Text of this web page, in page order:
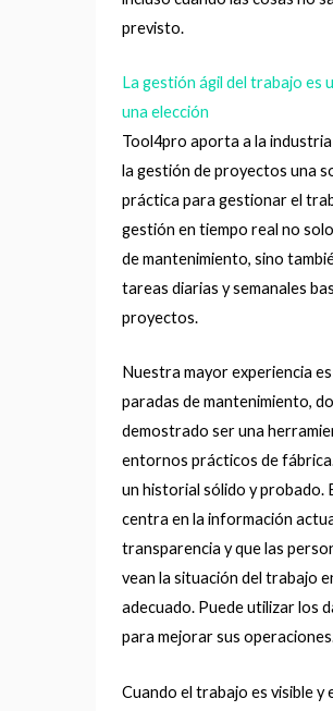
previsto.
La gestión ágil del trabajo es
una elección
Tool4pro aporta a la
la gestión de proyectos una
práctica para gestionar el
gestión en tiempo real no
de mantenimiento, sino
tareas diarias y semanales
proyectos.
Nuestra mayor experiencia
paradas de mantenimiento,
demostrado ser una
entornos prácticos de
un historial sólido y probado.
centra en la información
transparencia y que las
vean la situación del trabajo
adecuado. Puede utilizar los
para mejorar sus
Cuando el trabajo es visible